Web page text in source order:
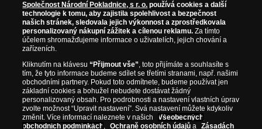
Společnost Národní Pokladnice, s r. o. používá cookies a další
technologie k tomu, aby zajistila spolehlivost a bezpečnost
našich stránek, sledovala jejich výkonnost a zprostředkovala
personalizovaný nákupní zážitek a cílenou reklamu. Za tímto
účelem shromažďujeme informace o uživatelích, jejich chování a
zařízeních.
Kliknutím na klávesu“Přijmout vše”, toto přijímáte a souhlasíte s
tím, že tyto informace budeme sdílet se třetími stranami, např. našimi
obchodními partnery. Pokud toto odmítnete, budeme používat jen
základní cookies a bohužel nebudete dostávat žádný
personalizovaný obsah. Pro podrobnosti a nastavení vlastních úprav
zvolte možnost “Upravit nastavení”. Svá nastavení můžete kdykoliv
změnit. Více informací naleznete v našich
Všeobecných
obchodních podmínkách , Ochraně osobních údajů a Zásadách